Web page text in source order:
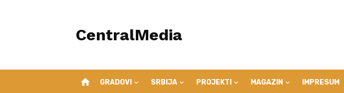
CentralMedia
home GRADOVI SRBIJA PROJEKTI MAGAZIN IMPRESUM